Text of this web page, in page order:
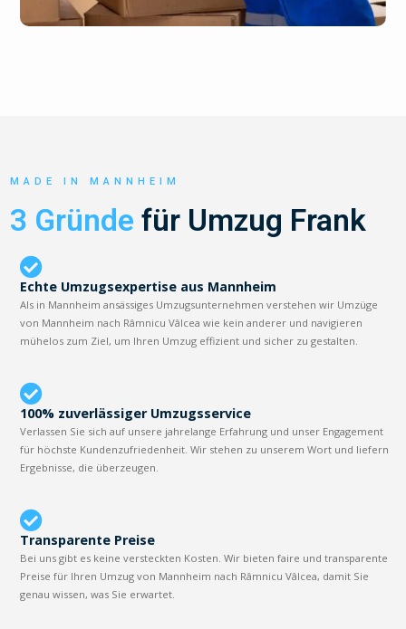
MADE IN MANNHEIM
3 Gründe für Umzug Frank
Echte Umzugsexpertise aus Mannheim
Als in Mannheim ansässiges Umzugsunternehmen verstehen wir Umzüge
von Mannheim nach Râmnicu Vâlcea wie kein anderer und navigieren
mühelos zum Ziel, um Ihren Umzug effizient und sicher zu gestalten.
100% zuverlässiger Umzugsservice
Verlassen Sie sich auf unsere jahrelange Erfahrung und unser Engagement
für höchste Kundenzufriedenheit. Wir stehen zu unserem Wort und liefern
Ergebnisse, die überzeugen.
Transparente Preise
Bei uns gibt es keine versteckten Kosten. Wir bieten faire und transparente
Preise für Ihren Umzug von Mannheim nach Râmnicu Vâlcea, damit Sie
genau wissen, was Sie erwartet.